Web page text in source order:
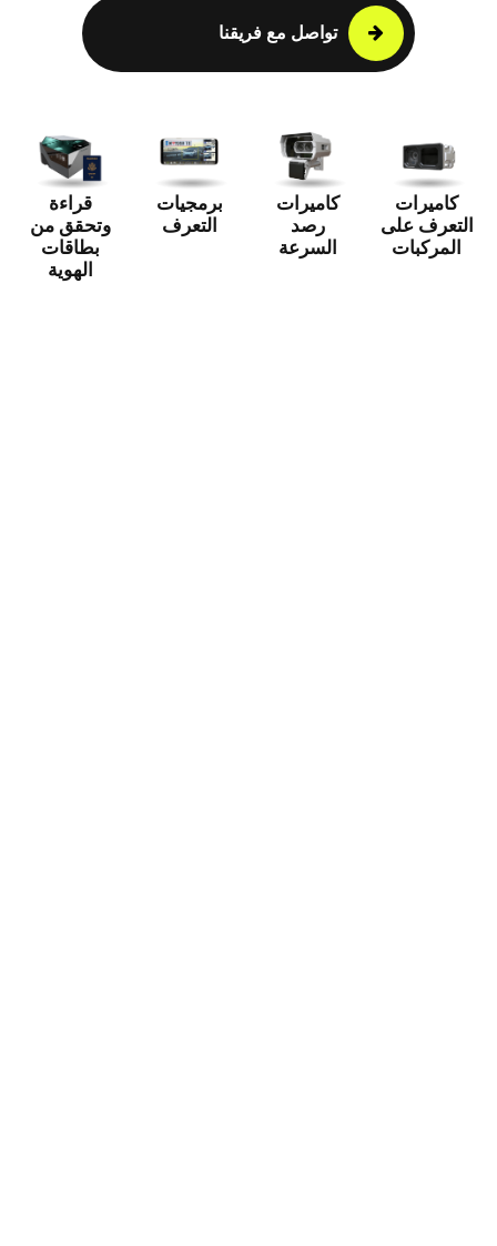
تواصل مع فريقنا
كاميرات
التعرف على
المركبات
كاميرات
رصد
السرعة
برمجيات
التعرف
قراءة
وتحقق من
بطاقات
الهوية